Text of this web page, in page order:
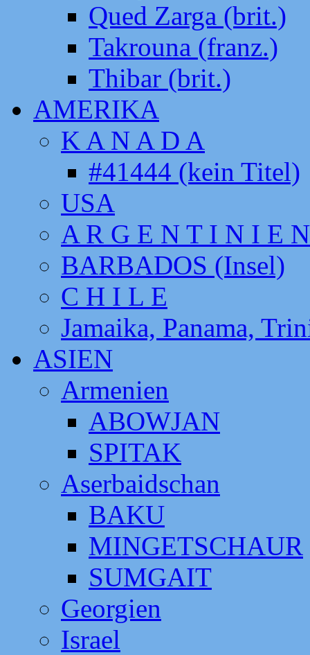
Qued Zarga (brit.)
Takrouna (franz.)
Thibar (brit.)
AMERIKA
K A N A D A
#41444 (kein Titel)
USA
A R G E N T I N I E N
BARBADOS (Insel)
C H I L E
Jamaika, Panama,
ASIEN
Armenien
ABOWJAN
SPITAK
Aserbaidschan
BAKU
MINGETSCHAUR
SUMGAIT
Georgien
Israel